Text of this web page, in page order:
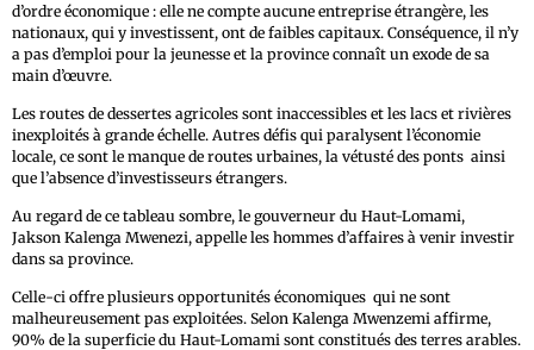
d’ordre économique : elle ne compte aucune entreprise étrangère, les
nationaux, qui y investissent, ont de faibles capitaux. Conséquence, il n’y
a pas d’emploi pour la jeunesse et la province connaît un exode de sa
main d’œuvre.
Les routes de dessertes agricoles sont inaccessibles et les lacs et rivières
inexploités à grande échelle. Autres défis qui paralysent l’économie
locale, ce sont le manque de routes urbaines, la vétusté des ponts ainsi
que l’absence d’investisseurs étrangers.
Au regard de ce tableau sombre, le gouverneur du Haut-Lomami,
Jakson Kalenga Mwenezi, appelle les hommes d’affaires à venir investir
dans sa province.
Celle-ci offre plusieurs opportunités économiques qui ne sont
malheureusement pas exploitées. Selon Kalenga Mwenzemi affirme,
90% de la superficie du Haut-Lomami sont constitués des terres arables.